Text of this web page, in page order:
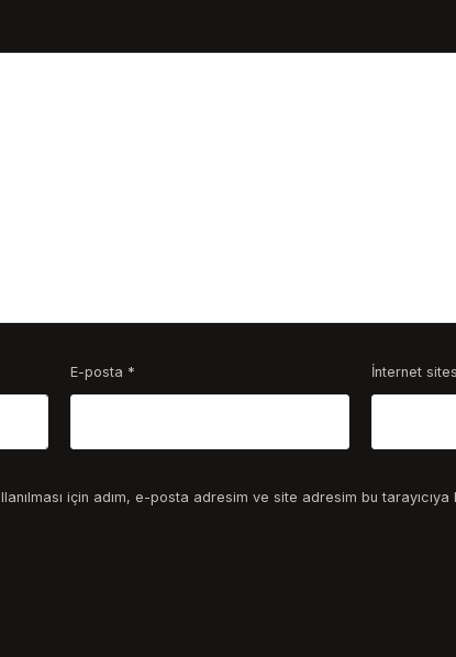
E-posta * İnternet
için adım, e-posta adresim ve site adresim bu